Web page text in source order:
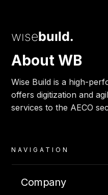
wisebuild.
NAVIGATION
Company
About WB
Wise Build is a high-
offers digitization and
services to the AECO